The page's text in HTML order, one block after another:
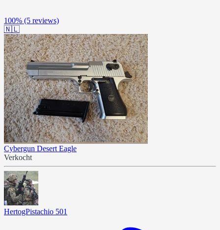
100% (5 reviews)
🇳🇱
Cybergun Desert Eagle
Verkocht
HertogPistachio 501